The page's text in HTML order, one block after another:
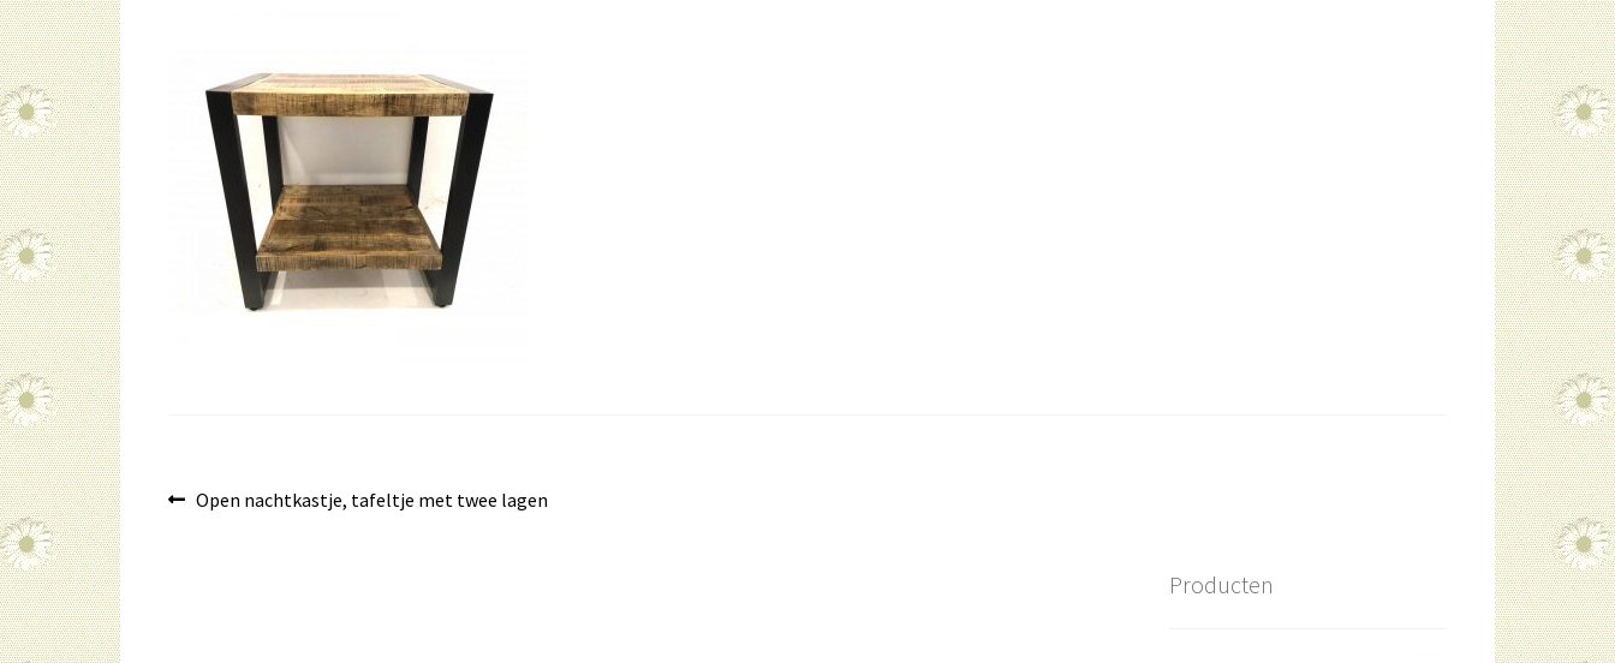
Bericht
Vorig
Open nachtkastje, tafeltje met twee lagen
Producten